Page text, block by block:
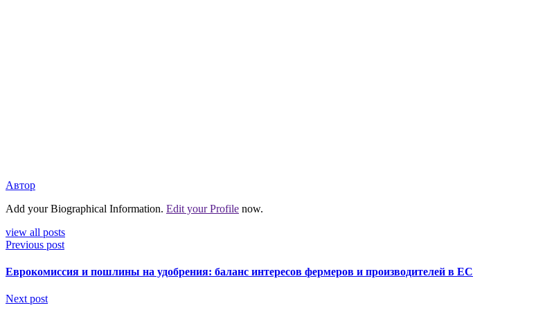
Автор
Add your Biographical Information. Edit your Profile now.
view all posts
Previous post
Еврокомиссия и пошлины на удобрения: баланс интересов фермеров и производителей в ЕС
Next post